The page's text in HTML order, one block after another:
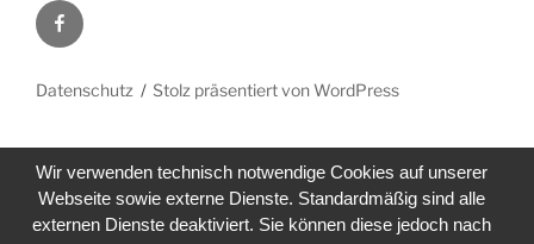
Facebook
Datenschutz Stolz präsentiert von WordPress
Wir verwenden technisch notwendige Cookies auf unserer
Webseite sowie externe Dienste. Standardmäßig sind alle
externen Dienste deaktiviert. Sie können diese jedoch nach